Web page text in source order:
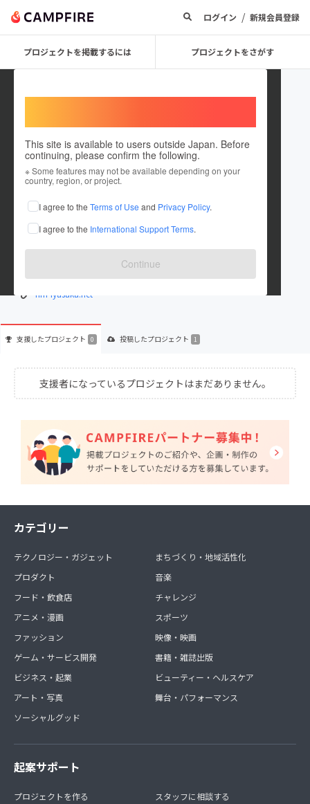
ログイン / 新規会員登録
プロジェクトを掲載するには プロジェクトをさがす
This site is available to users outside Japan. Before
continuing, please confirm the following.
※ Some features may not be available depending on your
country, region, or project.
I agree to the Terms of Use and Privacy Policy.
I agree to the International Support Terms.
Continue
能登復興ネットワーク「いやさ
プロジェクトオーナー
これまでに1件のプロジェクトを投稿しています
在住国：日本 現在地：石川県
出身地：未設定
nrn-iyasaka.net
支援したプロジェクト 0 投稿したプロジェクト 1
支援者になっているプロジェクトはまだありません。
カテゴリー
テクノロジー・ガジェット
プロダクト
フード・飲食店
アニメ・漫画
ファッション
ゲーム・サービス開発
ビジネス・起業
アート・写真
ソーシャルグッド
まちづくり・地域活性化
音楽
チャレンジ
スポーツ
映像・映画
書籍・雑誌出版
ビューティー・ヘルスケア
舞台・パフォーマンス
起案サポート
プロジェクトを作る
スタッフに相談する